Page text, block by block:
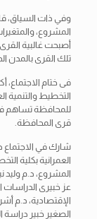
وفي ذات السياق،
المشروع،
أصبحت غالبية
تلك القرى بالمدن
فى ختام الاجتماع،
التخطيط والتنمية
للمحافظة تساهم
قرى المحافظة.
شارك في الاجتماع
العمرانية بكلية
المشروع، د.م وليد
عز خبيرى الدراسات
الإقتصادية، د.م
الصغير خبير دراسة